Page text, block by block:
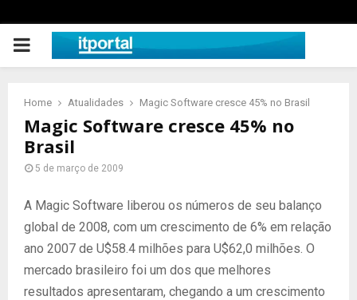
PRIMARY
Home Atualidades Magic Software cresce 45% no Brasil
Magic Software cresce 45% no
Brasil
5 de março de 2009
A Magic Software liberou os números de seu balanço
global de 2008, com um crescimento de 6% em relação
ano 2007 de U$58.4 milhões para U$62,0 milhões. O
mercado brasileiro foi um dos que melhores
resultados apresentaram, chegando a um crescimento